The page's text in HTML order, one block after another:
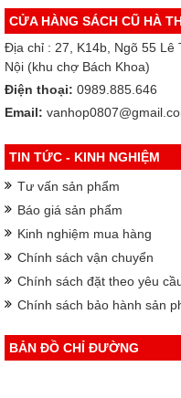
CỬA HÀNG SÁCH CŨ HÀ
Địa chỉ : 27, K14b, Ngõ 55 Lê
Nội (khu chợ Bách Khoa)
Điện thoại: 0989.885.646
Email:
TIN TỨC - KINH NGHIỆM
Tư vấn sản phẩm
Báo giá sản phẩm
Kinh nghiệm mua hàng
Chính sách vận chuyển
Chính sách đặt theo yêu
Chính sách bảo hành sản
BẢN ĐỒ CHỈ ĐƯỜNG